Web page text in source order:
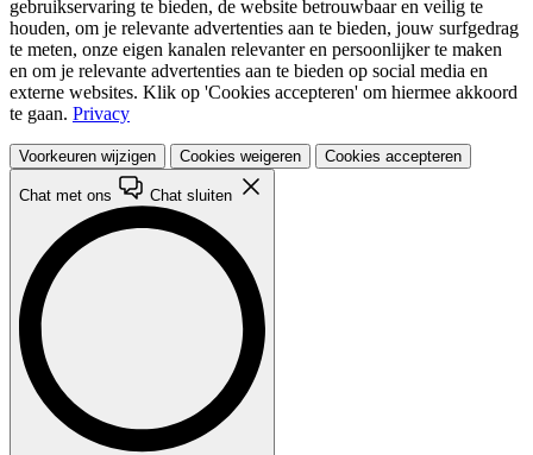
gebruikservaring te bieden, de website betrouwbaar en veilig te
houden, om je relevante advertenties aan te bieden, jouw surfgedrag
te meten, onze eigen kanalen relevanter en persoonlijker te maken
en om je relevante advertenties aan te bieden op social media en
externe websites. Klik op 'Cookies accepteren' om hiermee akkoord
te gaan. Privacy
Voorkeuren wijzigen Cookies weigeren Cookies accepteren
Chat met ons Chat sluiten